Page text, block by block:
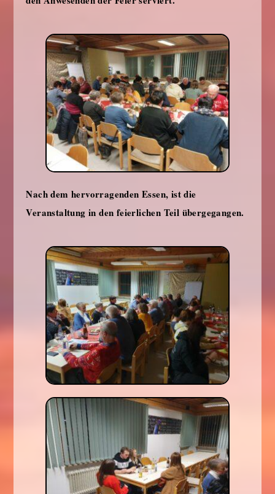
Nach dem hervorragenden Essen, ist die
Veranstaltung in den feierlichen Teil übergegangen.